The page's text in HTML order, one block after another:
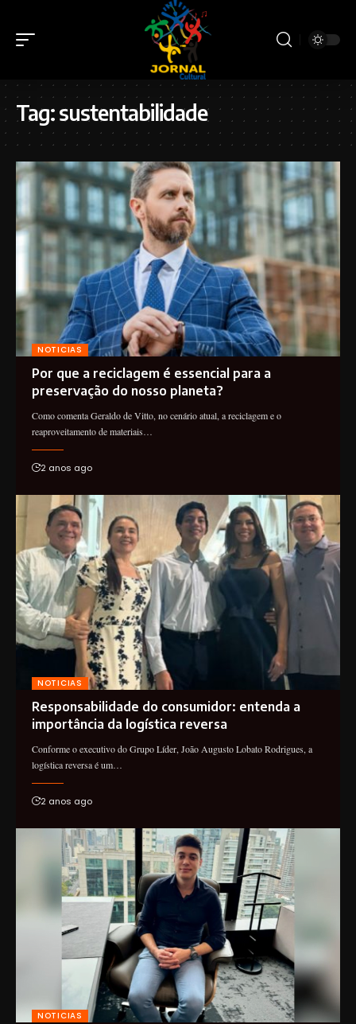
Tag:sustentabilidade
NOTICIAS
Por que a reciclagem é essencial para a
preservação do nosso planeta?
Como comenta Geraldo de Vitto, no cenário atual, a reciclagem e o
reaproveitamento de materiais…
2 anos ago
NOTICIAS
Responsabilidade do consumidor: entenda a
importância da logística reversa
Conforme o executivo do Grupo Líder, João Augusto Lobato Rodrigues, a
logística reversa é um…
2 anos ago
NOTICIAS